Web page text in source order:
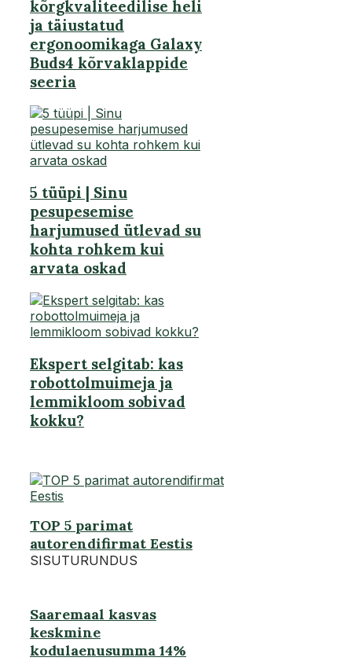
kõrgkvaliteedilise heli
ja täiustatud
ergonoomikaga Galaxy
Buds4 kõrvaklappide
seeria
5 tüüpi | Sinu
pesupesemise
harjumused ütlevad su
kohta rohkem kui
arvata oskad
Ekspert selgitab: kas
robottolmuimeja ja
lemmikloom sobivad
kokku?
TOP 5 parimat
autorendifirmat Eestis
SISUTURUNDUS
Saaremaal kasvas
keskmine
kodulaenusumma 14%